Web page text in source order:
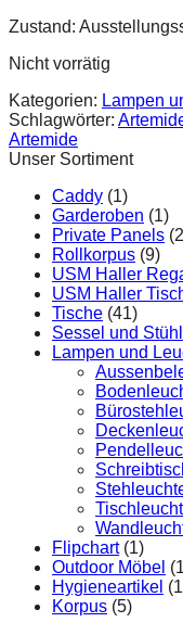
Zustand:
Nicht vorrätig
Kategorien: Lampen
Schlagwörter:
Artemide
Unser Sortiment
Caddy (1)
Garderoben (1)
Private Panels
Rollkorpus (9)
USM Haller
USM Haller
Tische (41)
Sessel und
Lampen und
Flipchart (1)
Outdoor Möbel
Hygieneartikel
Korpus (5)